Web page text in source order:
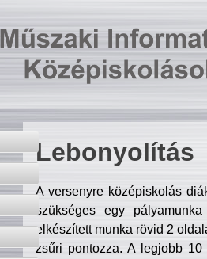
Lebonyolítás
A versenyre középiskolás
szükséges egy
elkészített munka rövid 2
zsűri pontozza. A legjobb